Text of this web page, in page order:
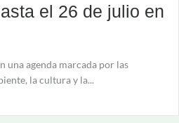
el 26 de julio en
una agenda marcada por las
la cultura y la...